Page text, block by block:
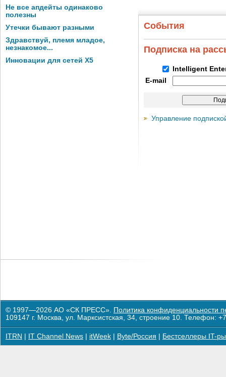
Не все апдейты одинаково
полезны
Утечки бывают разными
Здравствуй, племя младое,
незнакомое...
Инновации для сетей X5
События
Подписка на
Intelligent
E-mail
Управление
© 1997—2026 АО «СК ПРЕСС». Политика конфиденциальности
109147 г. Москва, ул. Марксистская, 34, строение 10. Телефон:
ITRN IT Channel News itWeek Byte/Россия Бестселлеры IT-